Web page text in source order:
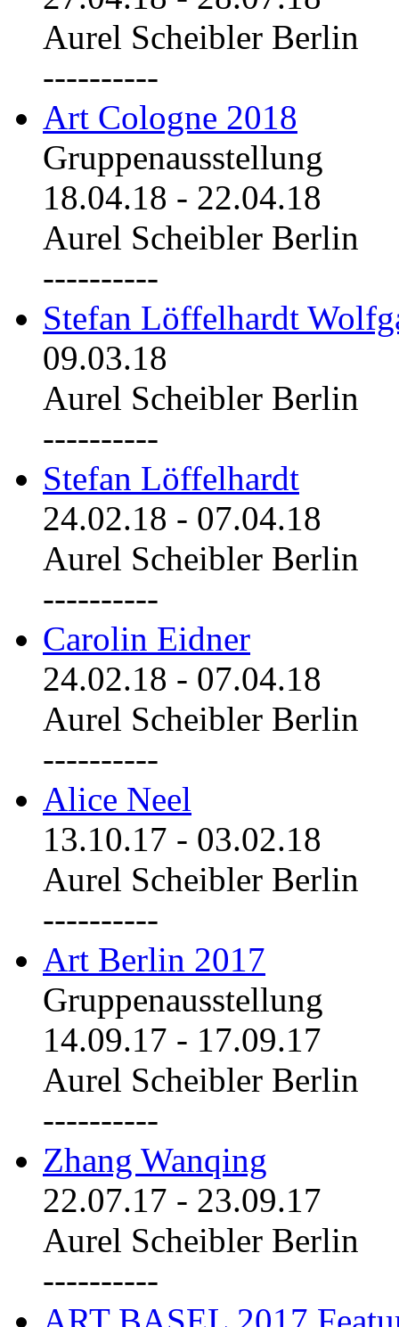
Aurel Scheibler Berlin
----------
Art Cologne 2018
Gruppenausstellung
18.04.18 - 22.04.18
Aurel Scheibler Berlin
----------
Stefan Löffelhardt
09.03.18
Aurel Scheibler Berlin
----------
Stefan Löffelhardt
24.02.18 - 07.04.18
Aurel Scheibler Berlin
----------
Carolin Eidner
24.02.18 - 07.04.18
Aurel Scheibler Berlin
----------
Alice Neel
13.10.17 - 03.02.18
Aurel Scheibler Berlin
----------
Art Berlin 2017
Gruppenausstellung
14.09.17 - 17.09.17
Aurel Scheibler Berlin
----------
Zhang Wanqing
22.07.17 - 23.09.17
Aurel Scheibler Berlin
----------